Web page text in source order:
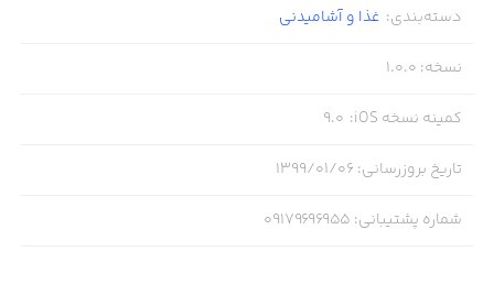
فروش اینترنتی محصولات و کالاهای مصرفی کرده است:
کالاهای مصرفی
کاهش زمان دسترسی به فروشگاه محصولات و کالاهای
دسته‌بندی: غذا و آشامیدنی
نسخه:
1.0.0
کمینه نسخه iOS :
9.0
تاریخ بروزرسانی: ۱۳۹۹/۰۱/۰۶
شماره پشتیبانی:
09179696955